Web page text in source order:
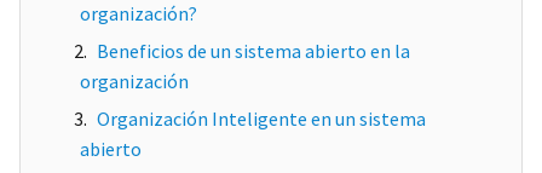
organización?
Beneficios de un sistema abierto en la
organización
Organización Inteligente en un sistema
abierto